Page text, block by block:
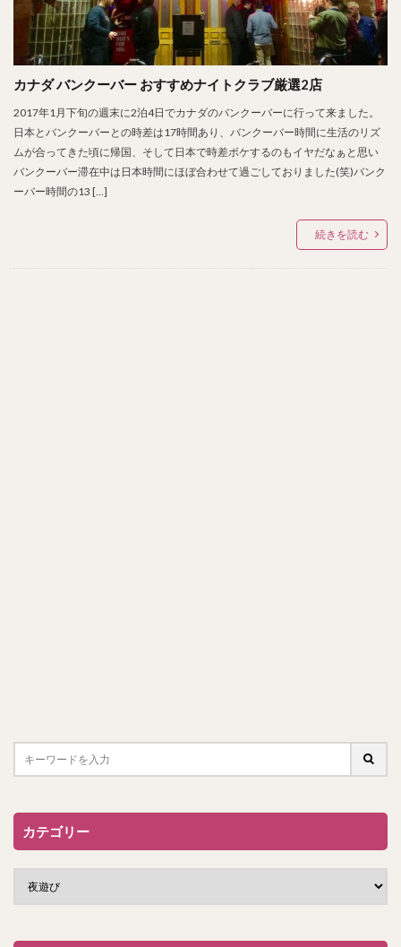
カナダ バンクーバー おすすめナイトクラブ厳選2店
2017年1月下旬の週末に2泊4日でカナダのバンクーバーに行って来ました。
日本とバンクーバーとの時差は17時間あり、バンクーバー時間に生活のリズ
ムが合ってきた頃に帰国、そして日本で時差ボケするのもイヤだなぁと思い
バンクーバー滞在中は日本時間にほぼ合わせて過ごしておりました(笑)バンク
ーバー時間の13 […]
続きを読む
カテゴリー